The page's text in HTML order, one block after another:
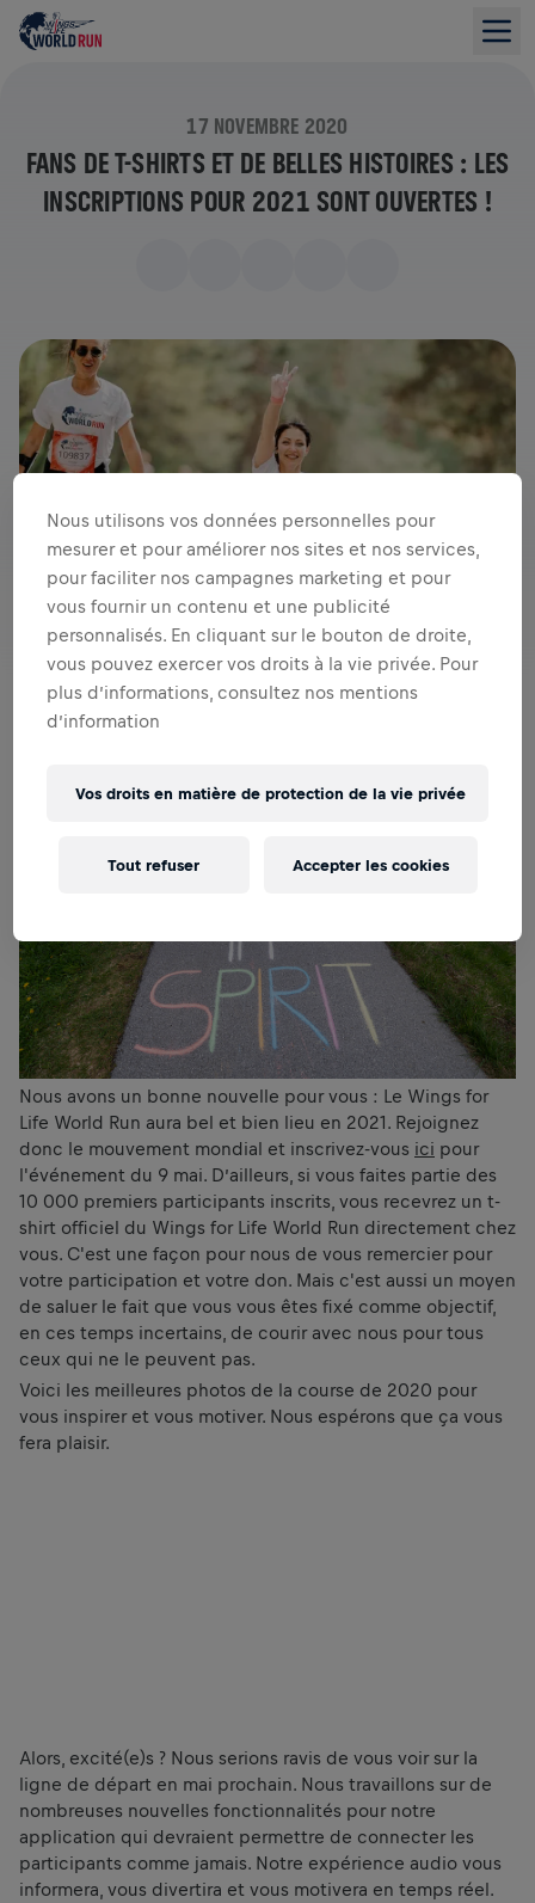
17 NOVEMBRE 2020
FANS DE T-SHIRTS ET DE BELLES HISTOIRES : LES
INSCRIPTIONS POUR 2021 SONT OUVERTES !
Nous avons un bonne nouvelle pour vous : Le Wings for
Life World Run aura bel et bien lieu en 2021. Rejoignez
donc le mouvement mondial et inscrivez-vous ici pour
l'événement du 9 mai. D’ailleurs, si vous faites partie des
10 000 premiers participants inscrits, vous recevrez un t-
shirt officiel du Wings for Life World Run directement chez
vous. C'est une façon pour nous de vous remercier pour
votre participation et votre don. Mais c'est aussi un moyen
de saluer le fait que vous vous êtes fixé comme objectif,
en ces temps incertains, de courir avec nous pour tous
ceux qui ne le peuvent pas.
Voici les meilleures photos de la course de 2020 pour
vous inspirer et vous motiver. Nous espérons que ça vous
fera plaisir.
Alors, excité(e)s ? Nous serions ravis de vous voir sur la
ligne de départ en mai prochain. Nous travaillons sur de
nombreuses nouvelles fonctionnalités pour notre
application qui devraient permettre de connecter les
participants comme jamais. Notre expérience audio vous
informera, vous divertira et vous motivera en temps réel.
Nous utilisons vos données personnelles pour
mesurer et pour améliorer nos sites et nos services,
pour faciliter nos campagnes marketing et pour
vous fournir un contenu et une publicité
personnalisés. En cliquant sur le bouton de droite,
vous pouvez exercer vos droits à la vie privée. Pour
plus d’informations, consultez nos mentions
d’information
Vos droits en matière de protection de la vie privée
Tout refuser Accepter les cookies